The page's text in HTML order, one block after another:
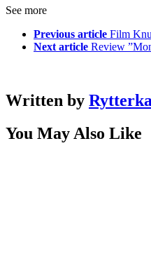
See more
Previous article Film
Next article Review
Written by
You May Also Like